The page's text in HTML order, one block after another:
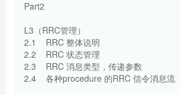
Part2
L3（RRC管理）
2.1 RRC 整体说明
2.2 RRC 状态管理
2.3 RRC 消息类型，传递参数
2.4 各种procedure 的RRC 信令消息流